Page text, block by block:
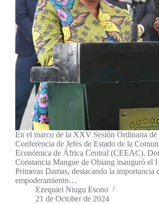
En el marco de la XXV Sesión Ordinaria de
Conferencia de Jefes de Estado de la
Económica de África Central (CEEAC),
Constancia Mangue de Obiang inauguró el
Primeras Damas, destacando la importancia
empoderamiento…
Ezequiel Ntugu Esono
21 de October de 2024